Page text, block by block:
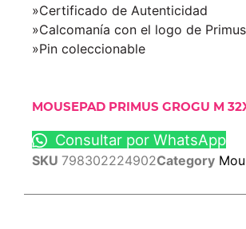
»Certificado de Autenticidad
»Calcomanía con el logo de
»Pin coleccionable
MOUSEPAD PRIMUS GROGU M
Consultar por WhatsApp
SKU 798302224902Category